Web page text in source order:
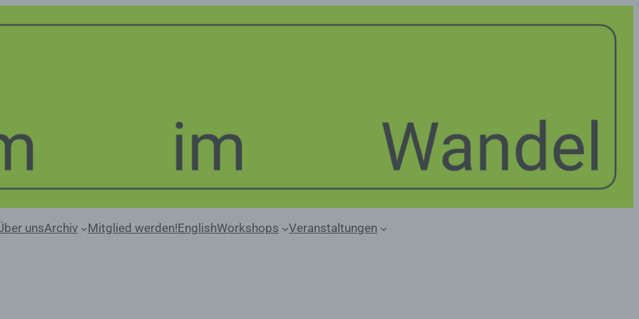
unsArchiv Mitglied werden!EnglishWorkshops Veranstaltungen